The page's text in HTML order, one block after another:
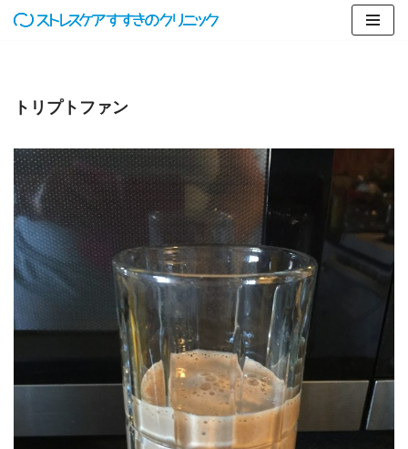
ン
へ
ス
キ
ッ
プ
トリプトファン